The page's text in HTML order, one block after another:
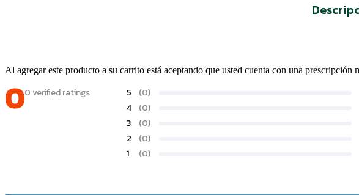
Al agregar este producto a su carrito está aceptando que usted cuenta con una prescripción
00 verified ratings
1 (0)
2 (0)
3 (0)
4 (0)
5 (0)